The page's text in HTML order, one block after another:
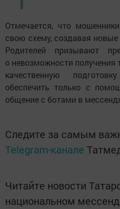
Отмечается, что
свою схему, создавая новые
Родителей призывают
о невозможности получения
качественную
обеспечить только с
общение с ботами в
Следите за самым
Telegram-канале
Читайте новости
национальном